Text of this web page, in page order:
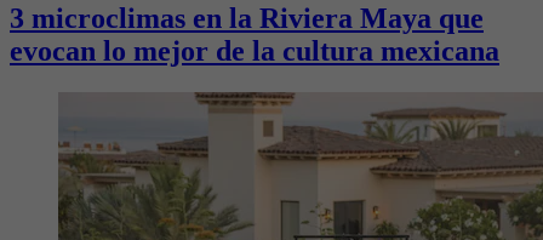
3 microclimas en la Riviera Maya que
evocan lo mejor de la cultura mexicana